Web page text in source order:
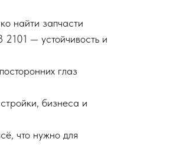
найти запчасти
— устойчивость и
глаз
бизнеса и
что нужно для